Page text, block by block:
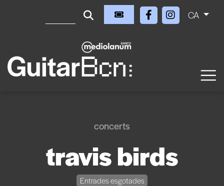
CA
concerts
travis birds
Entrades esgotades